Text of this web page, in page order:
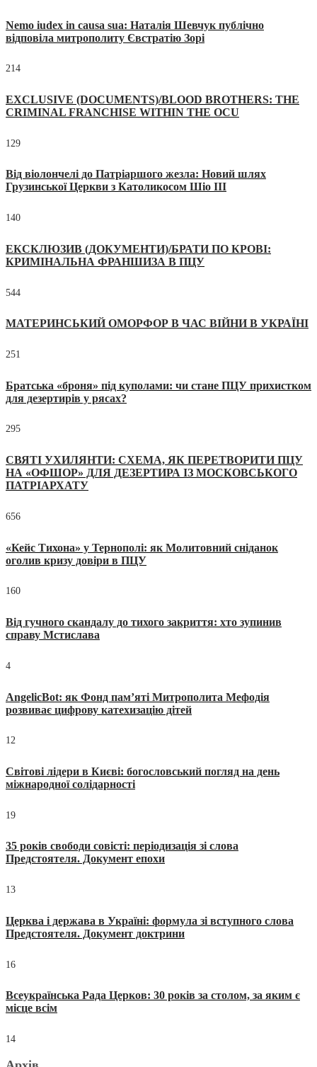
Nemo iudex in causa sua: Наталія Шевчук публічно
відповіла митрополиту Євстратію Зорі
214
EXCLUSIVE (DOCUMENTS)/BLOOD BROTHERS: THE
CRIMINAL FRANCHISE WITHIN THE OCU
129
Від віолончелі до Патріаршого жезла: Новий шлях
Грузинської Церкви з Католикосом Шіо III
140
ЕКСКЛЮЗИВ (ДОКУМЕНТИ)/БРАТИ ПО КРОВІ:
КРИМІНАЛЬНА ФРАНШИЗА В ПЦУ
544
МАТЕРИНСЬКИЙ ОМОРФОР В ЧАС ВІЙНИ В УКРАЇНІ
251
Братська «броня» під куполами: чи стане ПЦУ прихистком
для дезертирів у рясах?
295
СВЯТІ УХИЛЯНТИ: СХЕМА, ЯК ПЕРЕТВОРИТИ ПЦУ
НА «ОФШОР» ДЛЯ ДЕЗЕРТИРА ІЗ МОСКОВСЬКОГО
ПАТРІАРХАТУ
656
«Кейс Тихона» у Тернополі: як Молитовний сніданок
оголив кризу довіри в ПЦУ
160
Від гучного скандалу до тихого закриття: хто зупинив
справу Мстислава
4
AngelicBot: як Фонд пам’яті Митрополита Мефодія
розвиває цифрову катехизацію дітей
12
Світові лідери в Києві: богословський погляд на день
міжнародної солідарності
19
35 років свободи совісті: періодизація зі слова
Предстоятеля. Документ епохи
13
Церква і держава в Україні: формула зі вступного слова
Предстоятеля. Документ доктрини
16
Всеукраїнська Рада Церков: 30 років за столом, за яким є
місце всім
14